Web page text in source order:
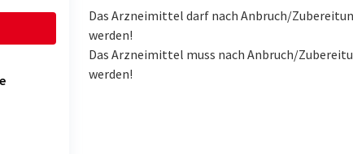
Das Arzneimittel darf nach Anbruch/
werden!
Das Arzneimittel muss nach Anbruch/
werden!